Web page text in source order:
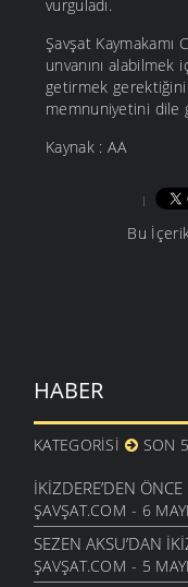
vurguladı.
Şavşat Kaymakamı
unvanını
getirmek gerektiğini
memnuniyetini dile
Kaynak : AA
Bu
HABER
KATEGORISI SON
İKIZDERE’DEN
ŞAVŞAT.COM - 6
SEZEN AKSU’DAN
ŞAVŞAT.COM - 5